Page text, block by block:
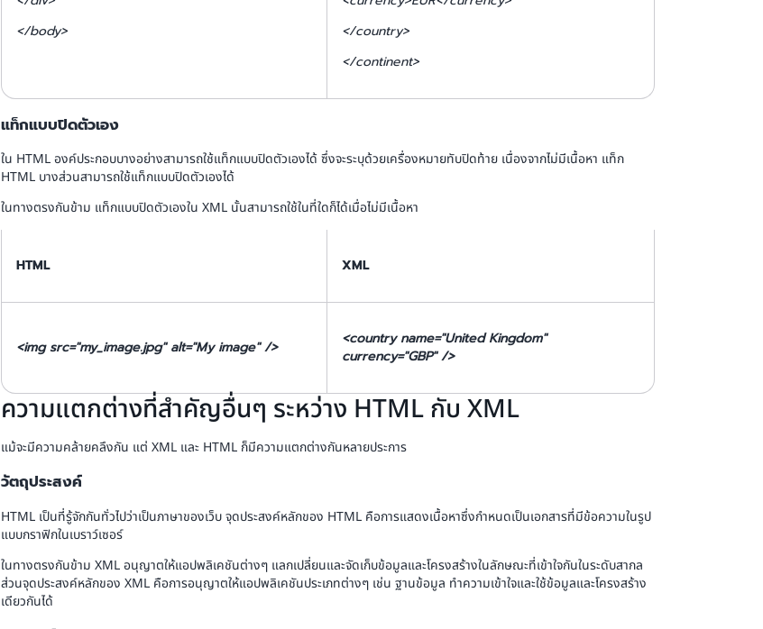
</body>
</country>
</continent>
แท็กแบบปิดตัวเอง
ใน HTML องค์ประกอบบางอย่างสามารถใช้แท็กแบบปิดตัวเองได้ ซึ่งจะระบุด้วยเครื่องหมายทับปิดท้าย เนื่องจากไม่มีเนื้อหา แท็ก
HTML บางส่วนสามารถใช้แท็กแบบปิดตัวเองได้
ในทางตรงกันข้าม แท็กแบบปิดตัวเองใน XML นั้นสามารถใช้ในที่ใดก็ได้เมื่อไม่มีเนื้อหา
HTML XML
<img src="my_image.jpg" alt="My image" />
<country name="United Kingdom"
currency="GBP" />
ความแตกต่างที่สำคัญอื่นๆ ระหว่าง HTML กับ XML
แม้จะมีความคล้ายคลึงกัน แต่ XML และ HTML ก็มีความแตกต่างกันหลายประการ
วัตถุประสงค์
HTML เป็นที่รู้จักกันทั่วไปว่าเป็นภาษาของเว็บ จุดประสงค์หลักของ HTML คือการแสดงเนื้อหาซึ่งกำหนดเป็นเอกสารที่มีข้อความในรูป
แบบกราฟิกในเบราว์เซอร์
ในทางตรงกันข้าม XML อนุญาตให้แอปพลิเคชันต่างๆ แลกเปลี่ยนและจัดเก็บข้อมูลและโครงสร้างในลักษณะที่เข้าใจกันในระดับสากล
ส่วนจุดประสงค์หลักของ XML คือการอนุญาตให้แอปพลิเคชันประเภทต่างๆ เช่น ฐานข้อมูล ทำความเข้าใจและใช้ข้อมูลและโครงสร้าง
เดียวกันได้